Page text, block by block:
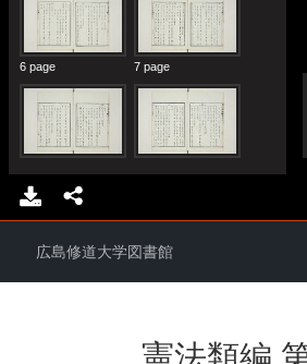
広島修道大学図書館